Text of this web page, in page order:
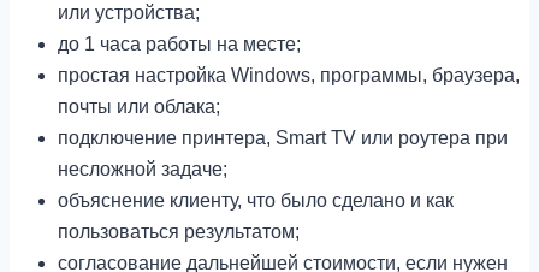
или устройства;
до 1 часа работы на месте;
простая настройка Windows, программы, браузера,
почты или облака;
подключение принтера, Smart TV или роутера при
несложной задаче;
объяснение клиенту, что было сделано и как
пользоваться результатом;
согласование дальнейшей стоимости, если нужен